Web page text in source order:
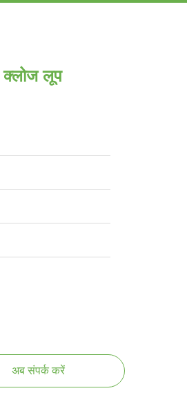
क्लोज लूप
अब संपर्क करें